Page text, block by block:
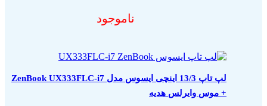
ناموجود
لپ تاپ 13/3 اینچی ایسوس مدل ZenBook UX333FLC-i7
+ موس وایرلس هدیه